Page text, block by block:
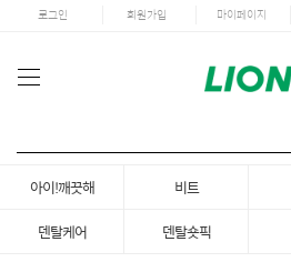
로그인 회원가입 마이페이지
아이!깨끗해 비트
덴탈케어
덴탈숏픽